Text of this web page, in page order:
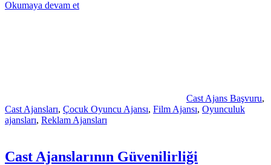
Okumaya devam et
Cast Ajans Başvuru,
Cast Ajansları, Çocuk Oyuncu Ajansı, Film Ajansı, Oyunculuk
ajansları, Reklam Ajansları
Cast Ajanslarının Güvenilirliği